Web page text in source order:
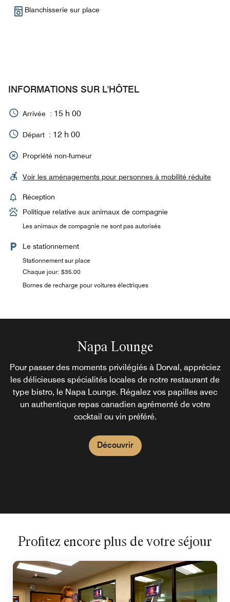
Blanchisserie sur place
INFORMATIONS SUR L'HÔTEL
Arrivée : 15 h 00
Départ : 12 h 00
Propriété non-fumeur
Voir les aménagements pour personnes à mobilité réduite
Réception
Politique relative aux animaux de compagnie
Les animaux de compagnie ne sont pas autorisés
Le stationnement
Stationnement sur place
Chaque jour: $35.00
Bornes de recharge pour voitures électriques
Napa Lounge
Pour passer des moments privilégiés à Dorval, appréciez
les délicieuses spécialités locales de notre restaurant de
type bistro, le Napa Lounge. Régalez vos papilles avec
un authentique repas canadien agrémenté de votre
cocktail ou vin préféré.
Découvrir
Profitez encore plus de votre séjour